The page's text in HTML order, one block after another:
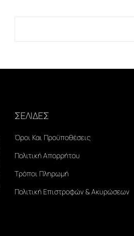
ΣΕΛΙΔΕΣ
Όροι Και Προϋποθέσεις
Πολιτική Απορρήτου
Τρόποι Πληρωμή
Πολιτική Επιστροφών & Ακυρώσεων